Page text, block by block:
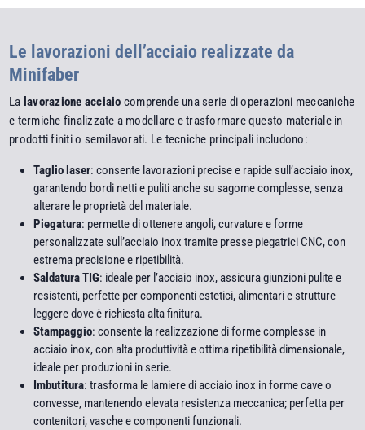
Le lavorazioni dell’acciaio realizzate da
Minifaber
La lavorazione acciaio comprende una serie di operazioni meccaniche
e termiche finalizzate a modellare e trasformare questo materiale in
prodotti finiti o semilavorati. Le tecniche principali includono:
Taglio laser: consente lavorazioni precise e rapide sull’acciaio inox,
garantendo bordi netti e puliti anche su sagome complesse, senza
alterare le proprietà del materiale.
Piegatura: permette di ottenere angoli, curvature e forme
personalizzate sull’acciaio inox tramite presse piegatrici CNC, con
estrema precisione e ripetibilità.
Saldatura TIG: ideale per l’acciaio inox, assicura giunzioni pulite e
resistenti, perfette per componenti estetici, alimentari e strutture
leggere dove è richiesta alta finitura.
Stampaggio: consente la realizzazione di forme complesse in
acciaio inox, con alta produttività e ottima ripetibilità dimensionale,
ideale per produzioni in serie.
Imbutitura: trasforma le lamiere di acciaio inox in forme cave o
convesse, mantenendo elevata resistenza meccanica; perfetta per
contenitori, vasche e componenti funzionali.